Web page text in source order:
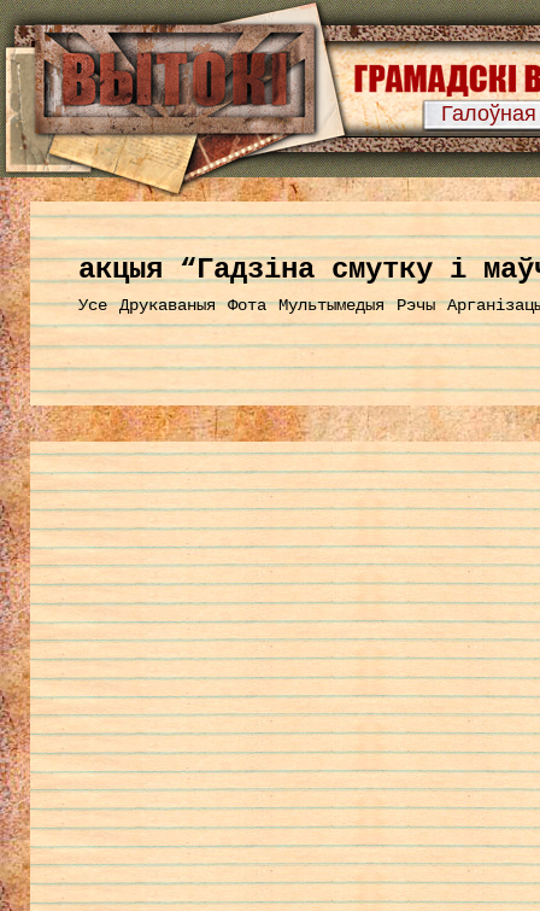
Галоўная
акцыя “Гадзіна смутку і
Усе Друкаваныя Фота Мультымедыя Рэчы